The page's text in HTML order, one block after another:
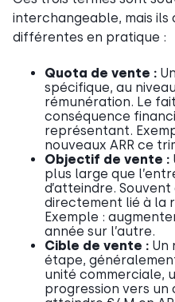
interchangeable, mais ils
différentes en pratique :
Quota de vente :
spécifique, au
rémunération. Le
conséquence
représentant.
nouveaux ARR ce
Objectif de vente :
plus large que
d’atteindre.
directement lié à la
Exemple :
année sur l’autre.
Cible de vente : Un
étape,
unité commerciale,
progression vers un